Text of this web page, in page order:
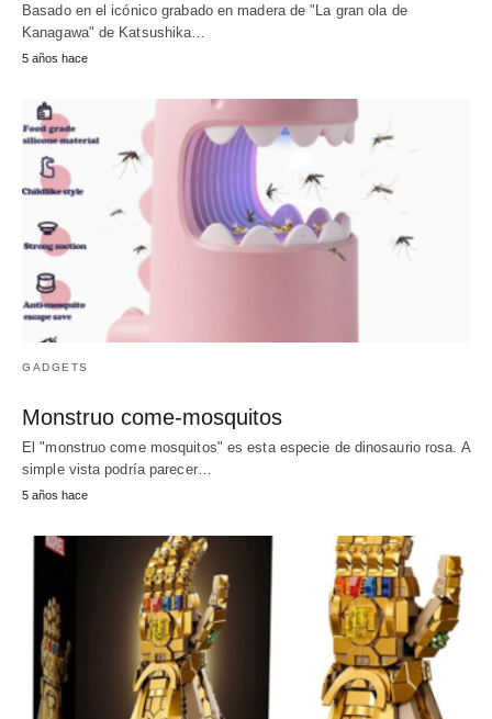
Basado en el icónico grabado en madera de "La gran ola de
Kanagawa" de Katsushika…
5 años hace
GADGETS
Monstruo come-mosquitos
El "monstruo come mosquitos" es esta especie de dinosaurio rosa. A
simple vista podría parecer…
5 años hace